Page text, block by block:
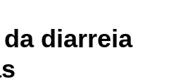
diarreia